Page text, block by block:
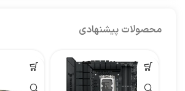
محصولات پیشنهادی